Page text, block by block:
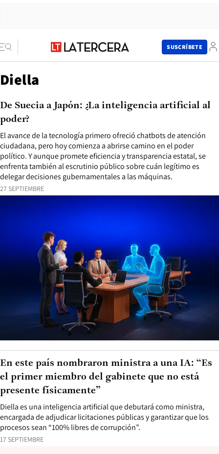
SUSCRÍBETE
Diella
27 SEPTIEMBRE
El avance de la tecnología primero ofreció chatbots de atención
ciudadana, pero hoy comienza a abrirse camino en el poder
político. Y aunque promete eficiencia y transparencia estatal, se
enfrenta también al escrutinio público sobre cuán legítimo es
delegar decisiones gubernamentales a las máquinas.
De Suecia a Japón: ¿La inteligencia artificial al
poder?
17 SEPTIEMBRE
Diella es una inteligencia artificial que debutará como ministra,
encargada de adjudicar licitaciones públicas y garantizar que los
procesos sean “100% libres de corrupción”.
En este país nombraron ministra a una IA: “Es
el primer miembro del gabinete que no está
presente físicamente”